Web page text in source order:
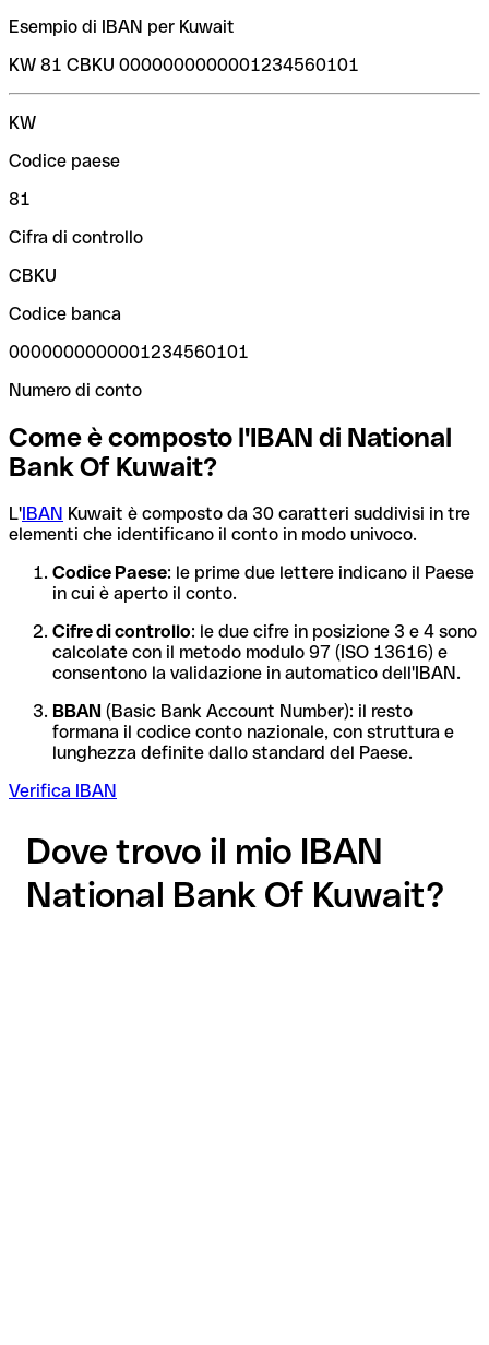
Esempio di IBAN per Kuwait
KW 81 CBKU 0000000000001234560101
KW
Codice paese
81
Cifra di controllo
CBKU
Codice banca
0000000000001234560101
Numero di conto
Come è composto l'IBAN di National
Bank Of Kuwait?
L'IBAN Kuwait è composto da 30 caratteri suddivisi in tre
elementi che identificano il conto in modo univoco.
Codice Paese: le prime due lettere indicano il Paese
in cui è aperto il conto.
Cifre di controllo: le due cifre in posizione 3 e 4 sono
calcolate con il metodo modulo 97 (ISO 13616) e
consentono la validazione in automatico dell'IBAN.
BBAN (Basic Bank Account Number): il resto
formana il codice conto nazionale, con struttura e
lunghezza definite dallo standard del Paese.
Verifica IBAN
Dove trovo il mio IBAN
National Bank Of Kuwait?